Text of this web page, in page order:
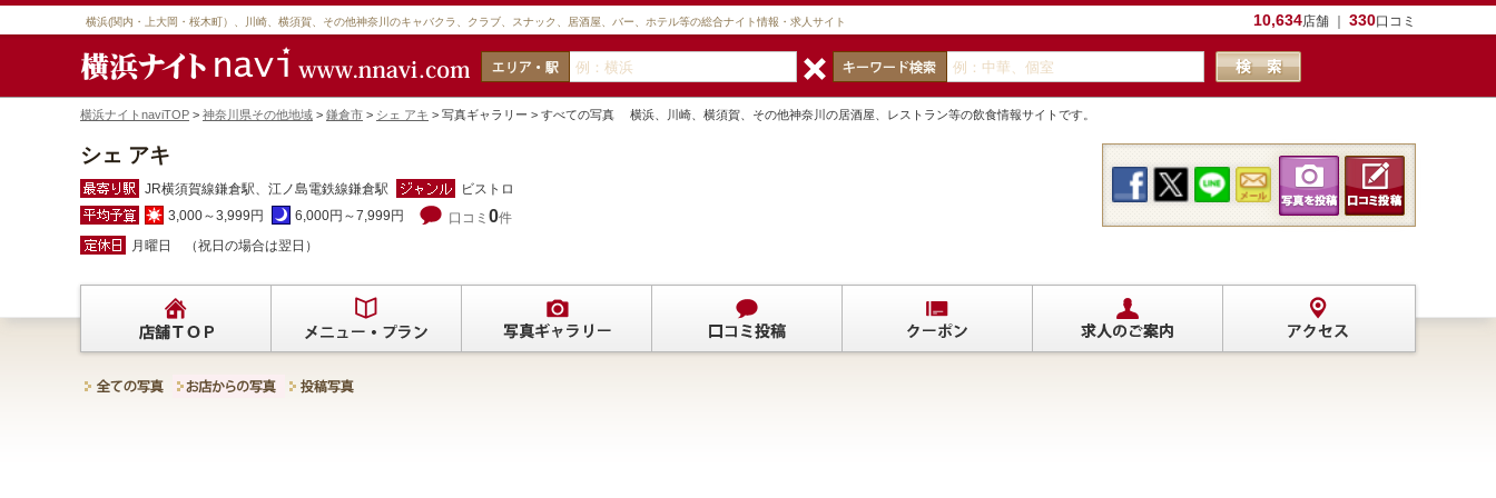
10,634店舗 ｜ 330口コミ
横浜(関内・上大岡・桜木町）、川崎、横須賀、その他神奈川のキャバクラ、クラブ、スナック、居酒屋、バー、ホテル等の総合ナイト情報・求人サイト
横浜ナイトnaviTOP > 神奈川県その他地域 > 鎌倉市 > シェ アキ > 写真ギャラリー > すべての写真 横浜、川崎、横須賀、その他神奈川の居酒屋、レストラン等の飲食情報サイトです。
シェ アキ
JR横須賀線鎌倉駅、江ノ島電鉄線鎌倉駅
ビストロ
3,000～3,999円
6,000円～7,999円 口コミ 0件
月曜日 （祝日の場合は翌日）